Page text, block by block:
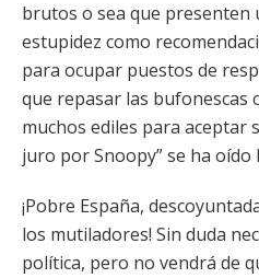
brutos o sea que
estupidez como
para ocupar puestos de
que repasar las bufonescas
muchos ediles para aceptar
juro por Snoopy” se ha
¡Pobre España,
los mutiladores! Sin duda
política, pero no vendrá de